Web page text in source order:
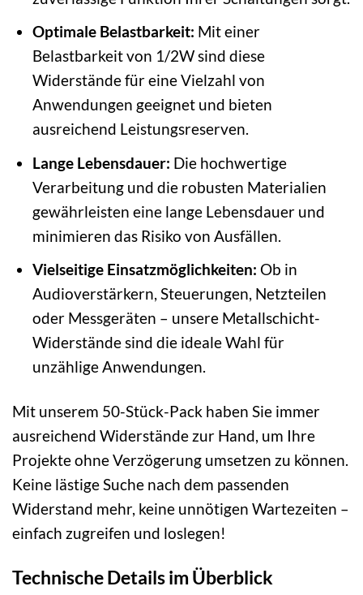
Optimale Belastbarkeit: Mit einer
Belastbarkeit von 1/2W sind diese
Widerstände für eine Vielzahl von
Anwendungen geeignet und bieten
ausreichend Leistungsreserven.
Lange Lebensdauer: Die hochwertige
Verarbeitung und die robusten Materialien
gewährleisten eine lange Lebensdauer und
minimieren das Risiko von Ausfällen.
Vielseitige Einsatzmöglichkeiten: Ob in
Audioverstärkern, Steuerungen, Netzteilen
oder Messgeräten – unsere Metallschicht-
Widerstände sind die ideale Wahl für
unzählige Anwendungen.
Mit unserem 50-Stück-Pack haben Sie immer
ausreichend Widerstände zur Hand, um Ihre
Projekte ohne Verzögerung umsetzen zu können.
Keine lästige Suche nach dem passenden
Widerstand mehr, keine unnötigen Wartezeiten –
einfach zugreifen und loslegen!
Technische Details im Überblick